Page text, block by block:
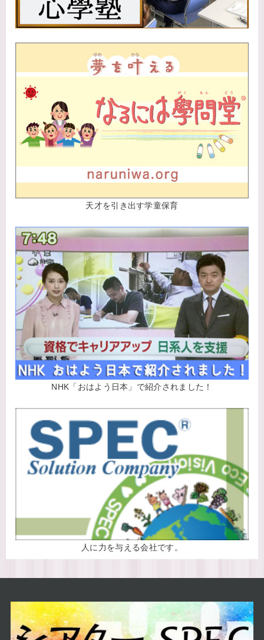
天才を引き出す学童保育
NHK「おはよう日本」で紹介されました！
人に力を与える会社です。